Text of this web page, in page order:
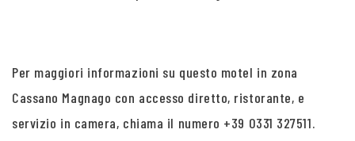
Per maggiori informazioni su questo motel in zona
Cassano Magnago con accesso diretto, ristorante, e
servizio in camera, chiama il numero +39 0331 327511.